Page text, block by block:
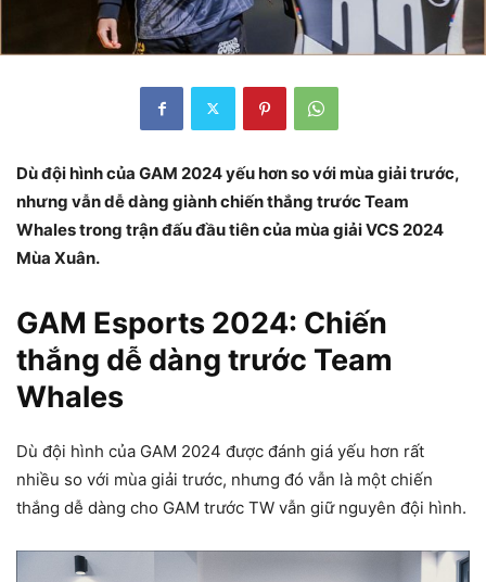
Dù đội hình của GAM 2024 yếu hơn so với mùa giải trước,
nhưng vẫn dễ dàng giành chiến thắng trước Team
Whales trong trận đấu đầu tiên của mùa giải VCS 2024
Mùa Xuân.
GAM Esports 2024: Chiến
thắng dễ dàng trước Team
Whales
Dù đội hình của GAM 2024 được đánh giá yếu hơn rất
nhiều so với mùa giải trước, nhưng đó vẫn là một chiến
thắng dễ dàng cho GAM trước TW vẫn giữ nguyên đội hình.